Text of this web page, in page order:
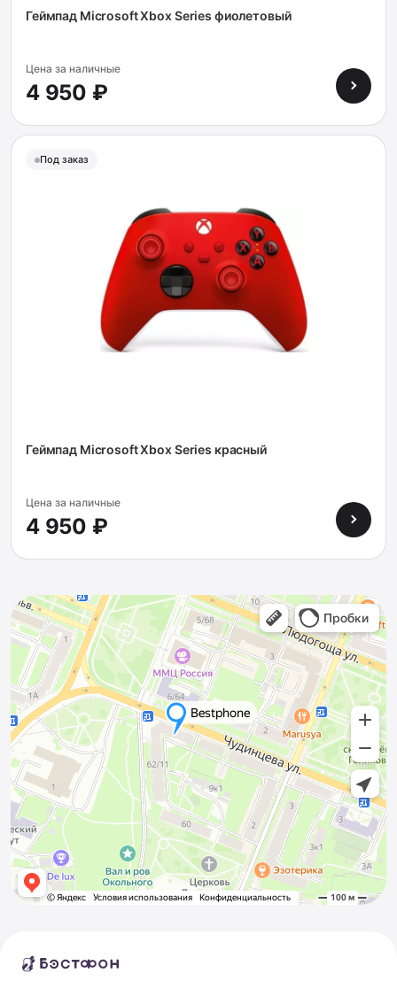
Геймпад Microsoft Xbox Series фиолетовый
Цена за наличные
4 950 ₽
Под заказ
Геймпад Microsoft Xbox Series красный
Цена за наличные
4 950 ₽